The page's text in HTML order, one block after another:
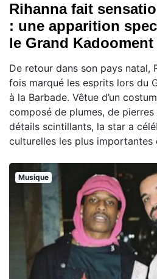
Rihanna fait
: une apparition
le Grand Kadooment
De retour dans son pays natal,
fois marqué les esprits lors du
à la Barbade. Vêtue d’un
composé de plumes, de
détails scintillants, la star a
culturelles les plus importantes
Musique